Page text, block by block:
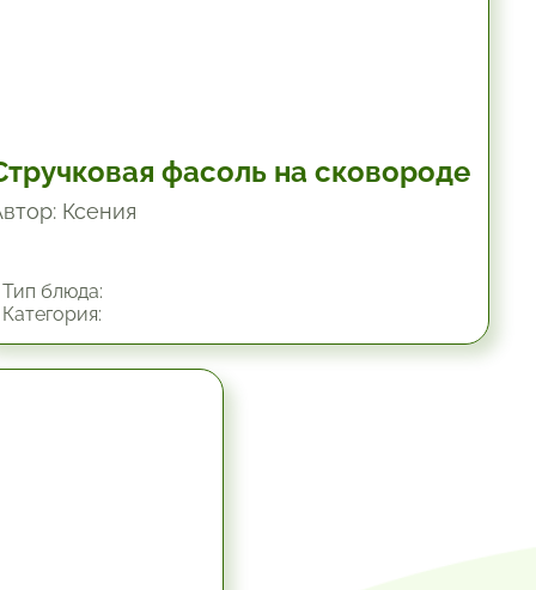
фасоль на сковороде
Ксения
блюда: